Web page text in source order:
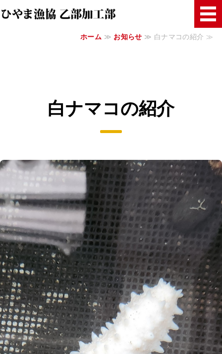
ひやま漁協 乙部加
乙部加工部
ご注文・お問い合わせ
ホーム ≫ お知らせ ≫ 白ナマコの紹介 ≫
白ナマコの紹介